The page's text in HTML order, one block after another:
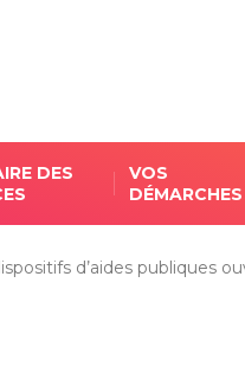
DES
VOS
DÉMARCHES
d’aides publiques